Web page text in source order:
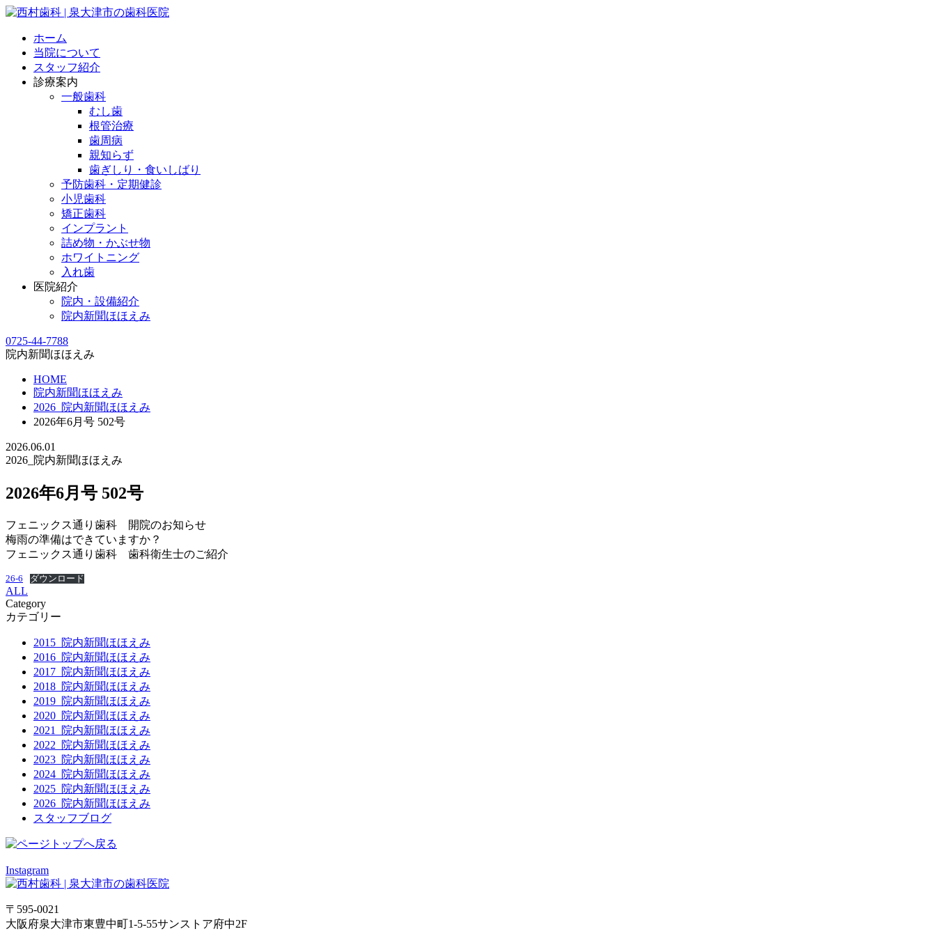
ホーム
当院について
スタッフ紹介
診療案内
一般歯科
むし歯
根管治療
歯周病
親知らず
歯ぎしり・食いしばり
予防歯科・定期健診
小児歯科
矯正歯科
インプラント
詰め物・かぶせ物
ホワイトニング
入れ歯
医院紹介
院内・設備紹介
院内新聞ほほえみ
0725-44-7788
院内新聞ほほえみ
HOME
院内新聞ほほえみ
2026_院内新聞ほほえみ
2026年6月号 502号
2026.06.01
2026_院内新聞ほほえみ
2026年6月号 502号
フェニックス通り歯科 開院のお知らせ
梅雨の準備はできていますか？
フェニックス通り歯科 歯科衛生士のご紹介
26-6 ダウンロード
ALL
Category
カテゴリー
2015_院内新聞ほほえみ
2016_院内新聞ほほえみ
2017_院内新聞ほほえみ
2018_院内新聞ほほえみ
2019_院内新聞ほほえみ
2020_院内新聞ほほえみ
2021_院内新聞ほほえみ
2022_院内新聞ほほえみ
2023_院内新聞ほほえみ
2024_院内新聞ほほえみ
2025_院内新聞ほほえみ
2026_院内新聞ほほえみ
スタッフブログ
Instagram
〒595-0021
大阪府泉大津市東豊中町1-5-55サンストア府中2F